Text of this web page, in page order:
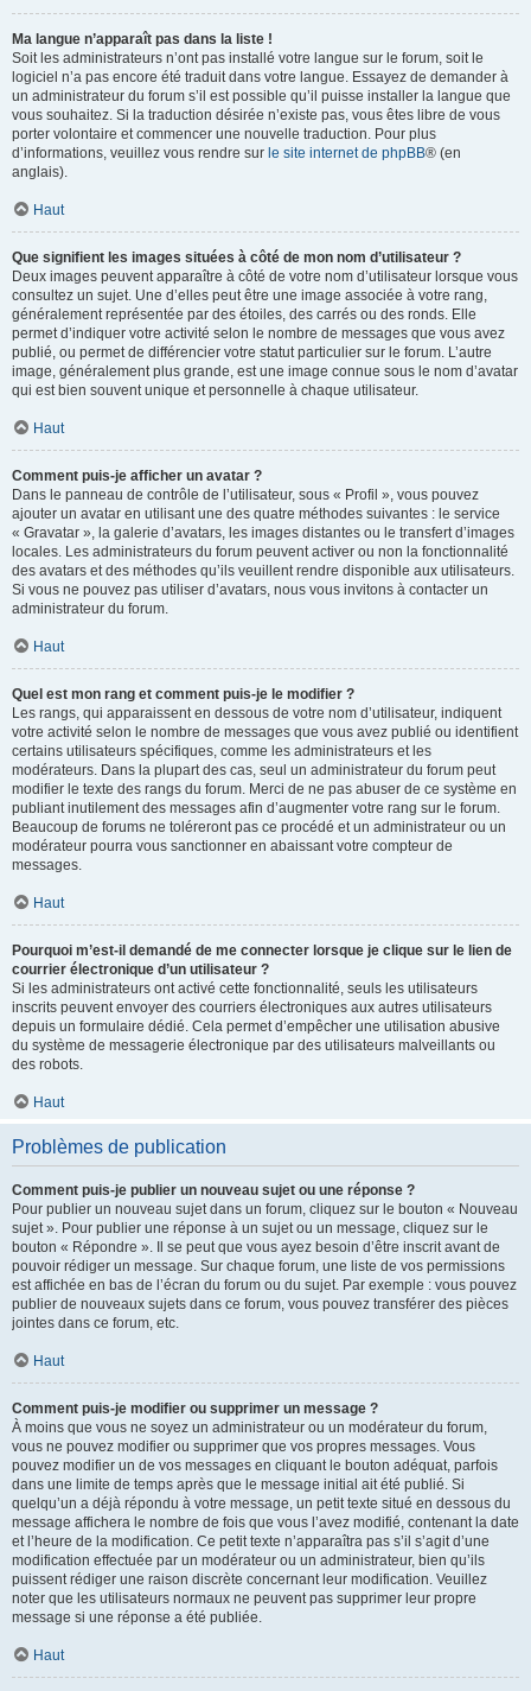
Ma langue n’apparaît pas dans la liste !
Soit les administrateurs n’ont pas installé votre langue sur le forum, soit le
logiciel n’a pas encore été traduit dans votre langue. Essayez de demander à
un administrateur du forum s’il est possible qu’il puisse installer la langue que
vous souhaitez. Si la traduction désirée n’existe pas, vous êtes libre de vous
porter volontaire et commencer une nouvelle traduction. Pour plus
d’informations, veuillez vous rendre sur le site internet de phpBB® (en
anglais).
Haut
Que signifient les images situées à côté de mon nom d’utilisateur ?
Deux images peuvent apparaître à côté de votre nom d’utilisateur lorsque vous
consultez un sujet. Une d’elles peut être une image associée à votre rang,
généralement représentée par des étoiles, des carrés ou des ronds. Elle
permet d’indiquer votre activité selon le nombre de messages que vous avez
publié, ou permet de différencier votre statut particulier sur le forum. L’autre
image, généralement plus grande, est une image connue sous le nom d’avatar
qui est bien souvent unique et personnelle à chaque utilisateur.
Haut
Comment puis-je afficher un avatar ?
Dans le panneau de contrôle de l’utilisateur, sous « Profil », vous pouvez
ajouter un avatar en utilisant une des quatre méthodes suivantes : le service
« Gravatar », la galerie d’avatars, les images distantes ou le transfert d’images
locales. Les administrateurs du forum peuvent activer ou non la fonctionnalité
des avatars et des méthodes qu’ils veuillent rendre disponible aux utilisateurs.
Si vous ne pouvez pas utiliser d’avatars, nous vous invitons à contacter un
administrateur du forum.
Haut
Quel est mon rang et comment puis-je le modifier ?
Les rangs, qui apparaissent en dessous de votre nom d’utilisateur, indiquent
votre activité selon le nombre de messages que vous avez publié ou identifient
certains utilisateurs spécifiques, comme les administrateurs et les
modérateurs. Dans la plupart des cas, seul un administrateur du forum peut
modifier le texte des rangs du forum. Merci de ne pas abuser de ce système en
publiant inutilement des messages afin d’augmenter votre rang sur le forum.
Beaucoup de forums ne toléreront pas ce procédé et un administrateur ou un
modérateur pourra vous sanctionner en abaissant votre compteur de
messages.
Haut
Pourquoi m’est-il demandé de me connecter lorsque je clique sur le lien de
courrier électronique d’un utilisateur ?
Si les administrateurs ont activé cette fonctionnalité, seuls les utilisateurs
inscrits peuvent envoyer des courriers électroniques aux autres utilisateurs
depuis un formulaire dédié. Cela permet d’empêcher une utilisation abusive
du système de messagerie électronique par des utilisateurs malveillants ou
des robots.
Haut
Problèmes de publication
Comment puis-je publier un nouveau sujet ou une réponse ?
Pour publier un nouveau sujet dans un forum, cliquez sur le bouton « Nouveau
sujet ». Pour publier une réponse à un sujet ou un message, cliquez sur le
bouton « Répondre ». Il se peut que vous ayez besoin d’être inscrit avant de
pouvoir rédiger un message. Sur chaque forum, une liste de vos permissions
est affichée en bas de l’écran du forum ou du sujet. Par exemple : vous pouvez
publier de nouveaux sujets dans ce forum, vous pouvez transférer des pièces
jointes dans ce forum, etc.
Haut
Comment puis-je modifier ou supprimer un message ?
À moins que vous ne soyez un administrateur ou un modérateur du forum,
vous ne pouvez modifier ou supprimer que vos propres messages. Vous
pouvez modifier un de vos messages en cliquant le bouton adéquat, parfois
dans une limite de temps après que le message initial ait été publié. Si
quelqu’un a déjà répondu à votre message, un petit texte situé en dessous du
message affichera le nombre de fois que vous l’avez modifié, contenant la date
et l’heure de la modification. Ce petit texte n’apparaîtra pas s’il s’agit d’une
modification effectuée par un modérateur ou un administrateur, bien qu’ils
puissent rédiger une raison discrète concernant leur modification. Veuillez
noter que les utilisateurs normaux ne peuvent pas supprimer leur propre
message si une réponse a été publiée.
Haut